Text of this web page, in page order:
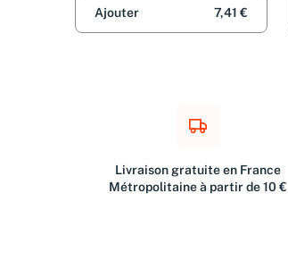
Ajouter
7,41 €
Livraison gratuite en France
Métropolitaine à partir de 10 €